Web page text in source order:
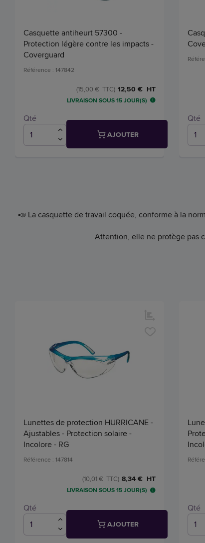
Casquette antiheurt 57300 -
Protection légère contre les impacts -
Coverguard
Référence : 147842
12,50 € HT
(15,00 € TTC)
LIVRAISON SOUS 15 JOUR(S)
Qté
AJOUTER
Qté
📣 La casquette de travail coquée, conforme à la
Attention, elle ne protège pas
Lunettes de protection HURRICANE -
Ajustables - Protection solaire -
Incolore - RG
Référence : 147814
8,34 € HT
(10,01 € TTC)
LIVRAISON SOUS 15 JOUR(S)
Qté
AJOUTER
Qté